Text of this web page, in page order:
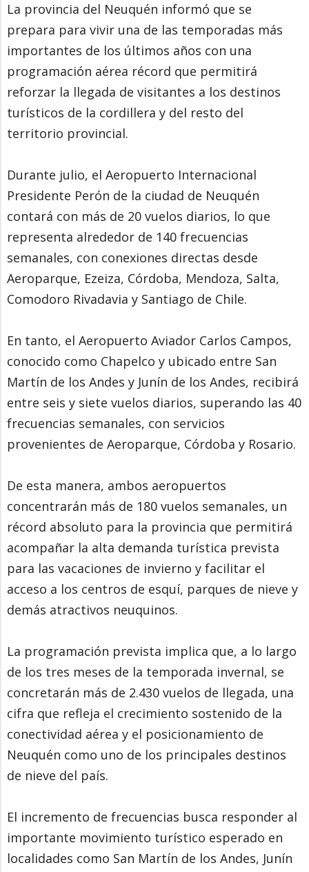
La provincia del Neuquén informó que se
prepara para vivir una de las temporadas más
importantes de los últimos años con una
programación aérea récord que permitirá
reforzar la llegada de visitantes a los destinos
turísticos de la cordillera y del resto del
territorio provincial.
Durante julio, el Aeropuerto Internacional
Presidente Perón de la ciudad de Neuquén
contará con más de 20 vuelos diarios, lo que
representa alrededor de 140 frecuencias
semanales, con conexiones directas desde
Aeroparque, Ezeiza, Córdoba, Mendoza, Salta,
Comodoro Rivadavia y Santiago de Chile.
En tanto, el Aeropuerto Aviador Carlos Campos,
conocido como Chapelco y ubicado entre San
Martín de los Andes y Junín de los Andes, recibirá
entre seis y siete vuelos diarios, superando las 40
frecuencias semanales, con servicios
provenientes de Aeroparque, Córdoba y Rosario.
De esta manera, ambos aeropuertos
concentrarán más de 180 vuelos semanales, un
récord absoluto para la provincia que permitirá
acompañar la alta demanda turística prevista
para las vacaciones de invierno y facilitar el
acceso a los centros de esquí, parques de nieve y
demás atractivos neuquinos.
La programación prevista implica que, a lo largo
de los tres meses de la temporada invernal, se
concretarán más de 2.430 vuelos de llegada, una
cifra que refleja el crecimiento sostenido de la
conectividad aérea y el posicionamiento de
Neuquén como uno de los principales destinos
de nieve del país.
El incremento de frecuencias busca responder al
importante movimiento turístico esperado en
localidades como San Martín de los Andes, Junín